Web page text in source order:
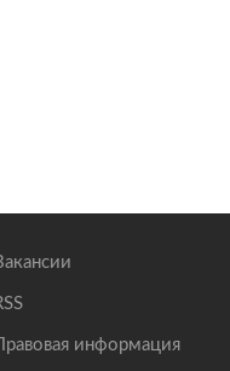
Правовая информация